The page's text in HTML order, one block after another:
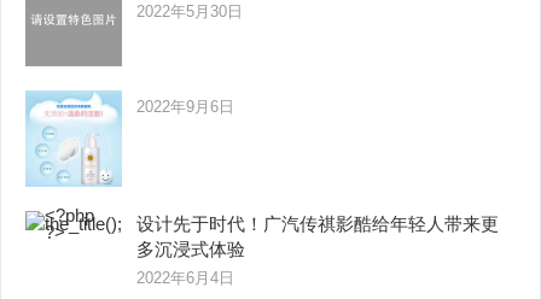
2022年5月30日
2022年9月6日
设计先于时代！广汽传祺影酷给年轻人带来更
多沉浸式体验
2022年6月4日